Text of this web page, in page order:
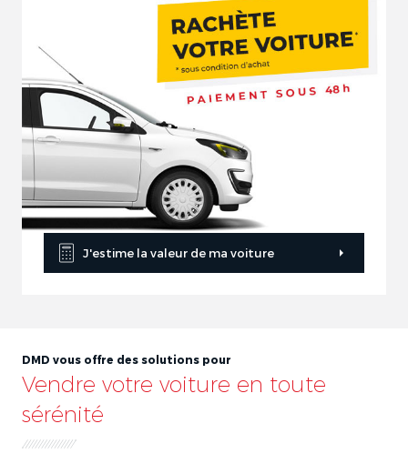
J'estime la valeur de ma voiture
DMD vous offre des solutions pour
Vendre votre voiture en toute
sérénité